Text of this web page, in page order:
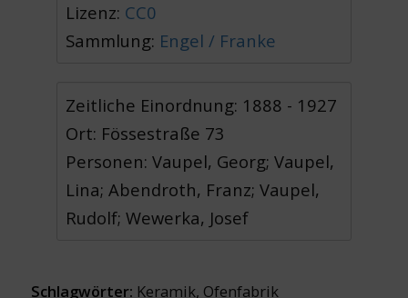
Lizenz: CC0
Sammlung: Engel / Franke
Zeitliche Einordnung: 1888 - 1927
Ort: Fössestraße 73
Personen: Vaupel, Georg; Vaupel,
Lina; Abendroth, Franz; Vaupel,
Rudolf; Wewerka, Josef
Schlagwörter: Keramik, Ofenfabrik